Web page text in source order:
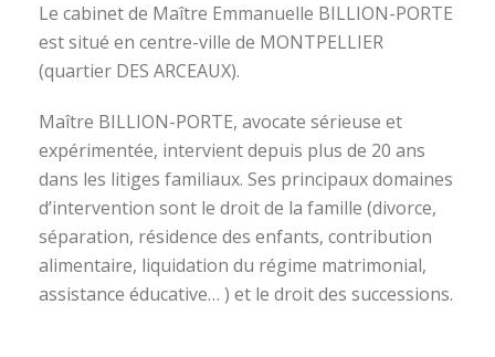
Le cabinet de Maître Emmanuelle BILLION-PORTE
est situé en centre-ville de MONTPELLIER
(quartier DES ARCEAUX).
Maître BILLION-PORTE, avocate sérieuse et
expérimentée, intervient depuis plus de 20 ans
dans les litiges familiaux. Ses principaux domaines
d’intervention sont le droit de la famille (divorce,
séparation, résidence des enfants, contribution
alimentaire, liquidation du régime matrimonial,
assistance éducative… ) et le droit des successions.